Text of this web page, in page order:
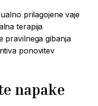
prilagojene vaje
terapija
pravilnega gibanja
ponovitev
napake